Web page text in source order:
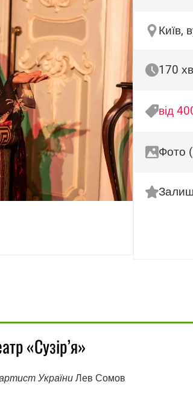
Київ,
170 хв
від
Фото
«Сузір’я»
України Лев Сомов